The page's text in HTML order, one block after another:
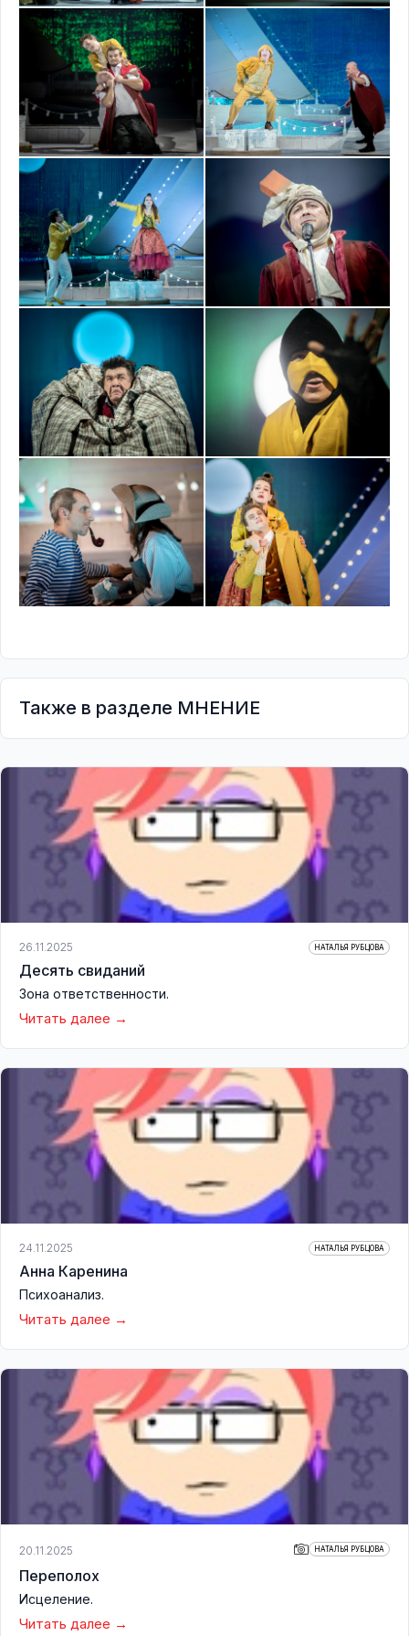
Также в разделе МНЕНИЕ
26.11.2025 НАТАЛЬЯ РУБЦОВА
Десять свиданий
Зона ответственности.
Читать далее
24.11.2025 НАТАЛЬЯ РУБЦОВА
Анна Каренина
Психоанализ.
Читать далее
20.11.2025 НАТАЛЬЯ РУБЦОВА
Переполох
Исцеление.
Читать далее